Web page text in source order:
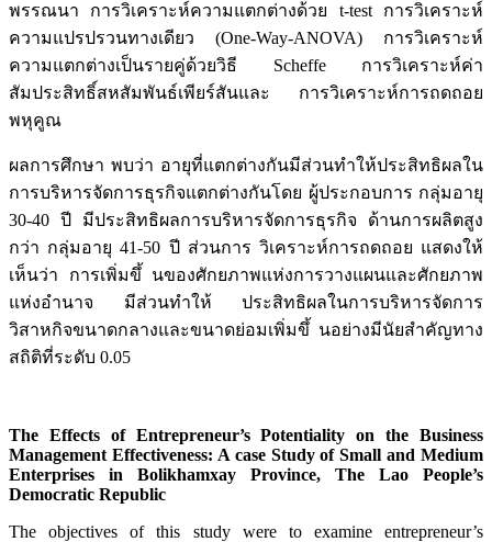
พรรณนา การวิเคราะห์ความแตกต่างด้วย t-test การวิเคราะห์
ความแปรปรวนทางเดียว (One-Way-ANOVA) การวิเคราะห์
ความแตกต่างเป็นรายคู่ด้วยวิธี Scheffe การวิเคราะห์ค่า
สัมประสิทธิ์สหสัมพันธ์เพียร์สันและ การวิเคราะห์การถดถอย
พหุคูณ
ผลการศึกษา พบว่า อายุที่แตกต่างกันมีส่วนทำให้ประสิทธิผลใน
การบริหารจัดการธุรกิจแตกต่างกันโดย ผู้ประกอบการ กลุ่มอายุ
30-40 ปี มีประสิทธิผลการบริหารจัดการธุรกิจ ด้านการผลิตสูง
กว่า กลุ่มอายุ 41-50 ปี ส่วนการ วิเคราะห์การถดถอย แสดงให้
เห็นว่า การเพิ่มขึ้ นของศักยภาพแห่งการวางแผนและศักยภาพ
แห่งอำนาจ มีส่วนทำให้ ประสิทธิผลในการบริหารจัดการ
วิสาหกิจขนาดกลางและขนาดย่อมเพิ่มขึ้ นอย่างมีนัยสำคัญทาง
สถิติที่ระดับ 0.05
The Effects of Entrepreneur’s Potentiality on the Business
Management Effectiveness: A case Study of Small and Medium
Enterprises in Bolikhamxay Province, The Lao People’s
Democratic Republic
The objectives of this study were to examine entrepreneur’s